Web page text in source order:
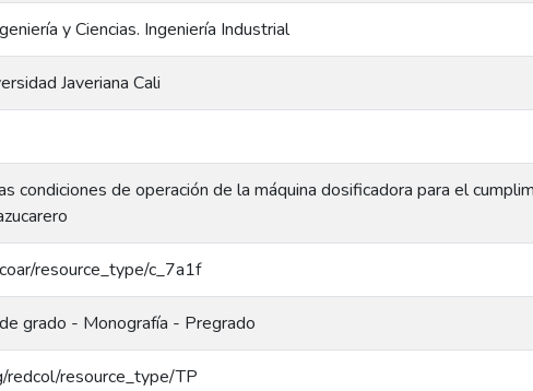
y Ciencias. Ingeniería Industrial
Javeriana Cali
condiciones de operación de la máquina dosificadora para el
resource_type/c_7a1f
grado - Monografía - Pregrado
redcol/resource_type/TP